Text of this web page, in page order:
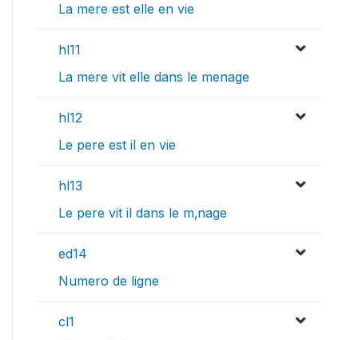
La mere est elle en vie
hl11
La mere vit elle dans le menage
hl12
Le pere est il en vie
hl13
Le pere vit il dans le m‚nage
ed14
Numero de ligne
cl1